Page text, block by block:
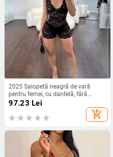
2025 Salopetă neagră de vară
pentru femei, cu dantelă, fără
mâneci, sexy, cu decolteu în V, Slim
Fit, cu imprimeu floral, stretch
97.23 Lei
add_shopping_cart